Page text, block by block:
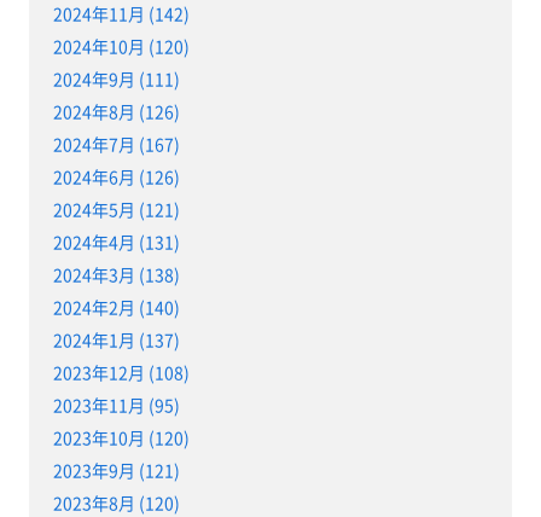
2024年11月 (142)
2024年10月 (120)
2024年9月 (111)
2024年8月 (126)
2024年7月 (167)
2024年6月 (126)
2024年5月 (121)
2024年4月 (131)
2024年3月 (138)
2024年2月 (140)
2024年1月 (137)
2023年12月 (108)
2023年11月 (95)
2023年10月 (120)
2023年9月 (121)
2023年8月 (120)